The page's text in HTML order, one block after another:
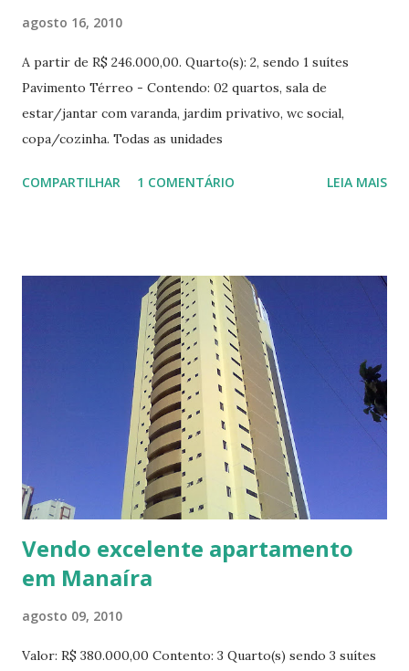
agosto 16, 2010
A partir de R$ 246.000,00. Quarto(s): 2, sendo 1 suítes
Pavimento Térreo - Contendo: 02 quartos, sala de
estar/jantar com varanda, jardim privativo, wc social,
copa/cozinha. Todas as unidades
acessibilidade: 02 quartos e wc adaptado.
COMPARTILHAR 1 COMENTÁRIO LEIA MAIS
Vendo excelente apartamento
em Manaíra
agosto 09, 2010
Valor: R$ 380.000,00 Contento: 3 Quarto(s) sendo 3 suítes